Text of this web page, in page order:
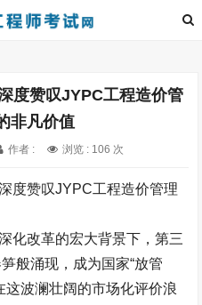
度赞叹JYPC工程造价管
非凡价值
作者 : 浏览 : 106 次
度赞叹JYPC工程造价管理
化改革的宏大背景下，第三
般涌现，成为国家“放管
波澜壮阔的市场化评价浪